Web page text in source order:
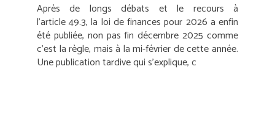
Après de longs débats et le recours à
l’article 49.3, la loi de finances pour 2026 a enfin
été publiée, non pas fin décembre 2025 comme
c’est la règle, mais à la mi-février de cette année.
Une publication tardive qui s’explique, c